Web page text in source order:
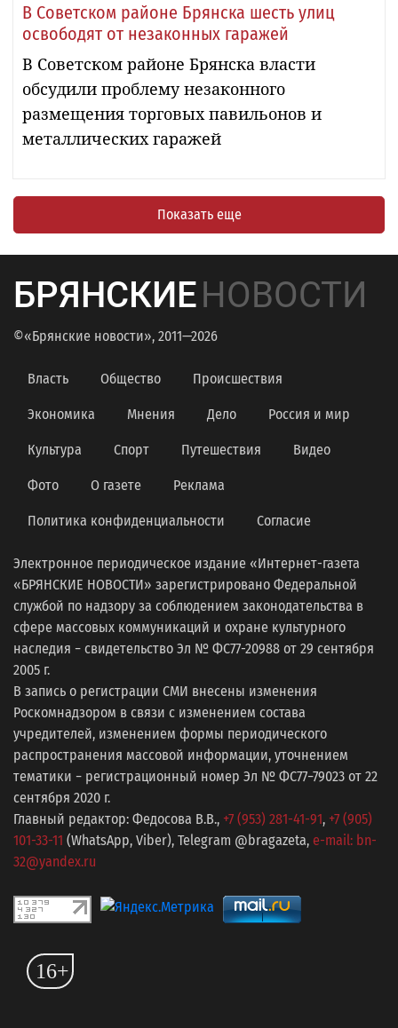
В Советском районе Брянска шесть улиц
освободят от незаконных гаражей
В Советском районе Брянска власти
обсудили проблему незаконного
размещения торговых павильонов и
металлических гаражей
Показать еще
БРЯНСКИЕНОВОСТИ
©«Брянские новости», 2011—2026
Власть Общество Происшествия
Экономика Мнения Дело Россия и мир
Культура Спорт Путешествия Видео
Фото О газете Реклама
Политика конфиденциальности Согласие
Электронное периодическое издание «Интернет-газета
«БРЯНСКИЕ НОВОСТИ» зарегистрировано Федеральной
службой по надзору за соблюдением законодательства в
сфере массовых коммуникаций и охране культурного
наследия − свидетельство Эл № ФС77-20988 от 29 сентября
2005 г.
В запись о регистрации СМИ внесены изменения
Роскомнадзором в связи с изменением состава
учредителей, изменением формы периодического
распространения массовой информации, уточнением
тематики − регистрационный номер Эл № ФС77−79023 от 22
сентября 2020 г.
Главный редактор: Федосова В.В., +7 (953) 281-41-91, +7 (905)
101-33-11 (WhatsApp, Viber), Telegram @bragazeta, e-mail: bn-
32@yandex.ru
16+